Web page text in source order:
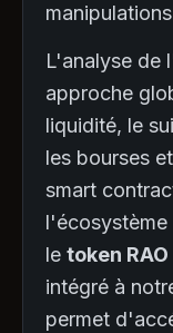
L'analyse de
approche
liquidité, le
les bourses
smart
l'écosystème
le token RAO
intégré à
permet